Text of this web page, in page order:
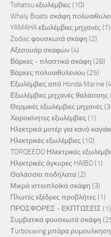
Tohatsu εξωλέμβιες (10)
Whaly Boats σκάφη
YAMAHA εξωλέμβιες μηχανές (7)
Zodiac φουσκωτά σκάφη (2)
Αξεσουάρ σκαφών(4)
Βάρκες - πλαστικά σκάφη (28)
Βάρκες πολυαιθυλενίου (25)
Εξωλέμβιες από Honda Marine
Εξωλέμβιες μηχανές θαλάσσης
Θερμικές εξωλέμβιες μηχανές
Χειροκίνητες εξωλέμβιες (1)
Ηλεκτρικά μοτέρ για κανό
Ηλεκτρικές εξωλέμβιες (10)
TORQEEDO Ηλεκτρικές
Ηλεκτρικές άγκυρες HAIBO(1)
Θαλάσσια ποδήλατα(2)
Μικρά ιστιοπλοϊκά σκάφη (3)
Πλωτές εξέδρες προβλήτες (1)
ΠΡΟΣΦΟΡΕΣ - ΕΚΠΤΩΣΕΙΣ (1)
Συμβατικά φουσκωτά σκάφη
Τurboswing μπάρα